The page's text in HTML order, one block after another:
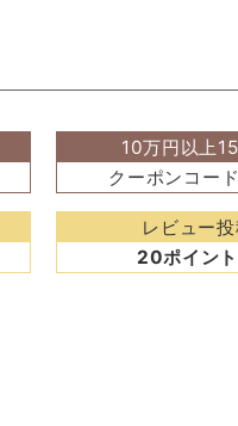
10万円以上
クーポンコード
レビュー
20ポイン